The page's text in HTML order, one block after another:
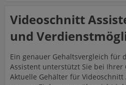
Videoschnitt
und
Ein genauer Gehaltsvergleich für
Assistent unterstützt Sie bei Ihrer
Aktuelle Gehälter für